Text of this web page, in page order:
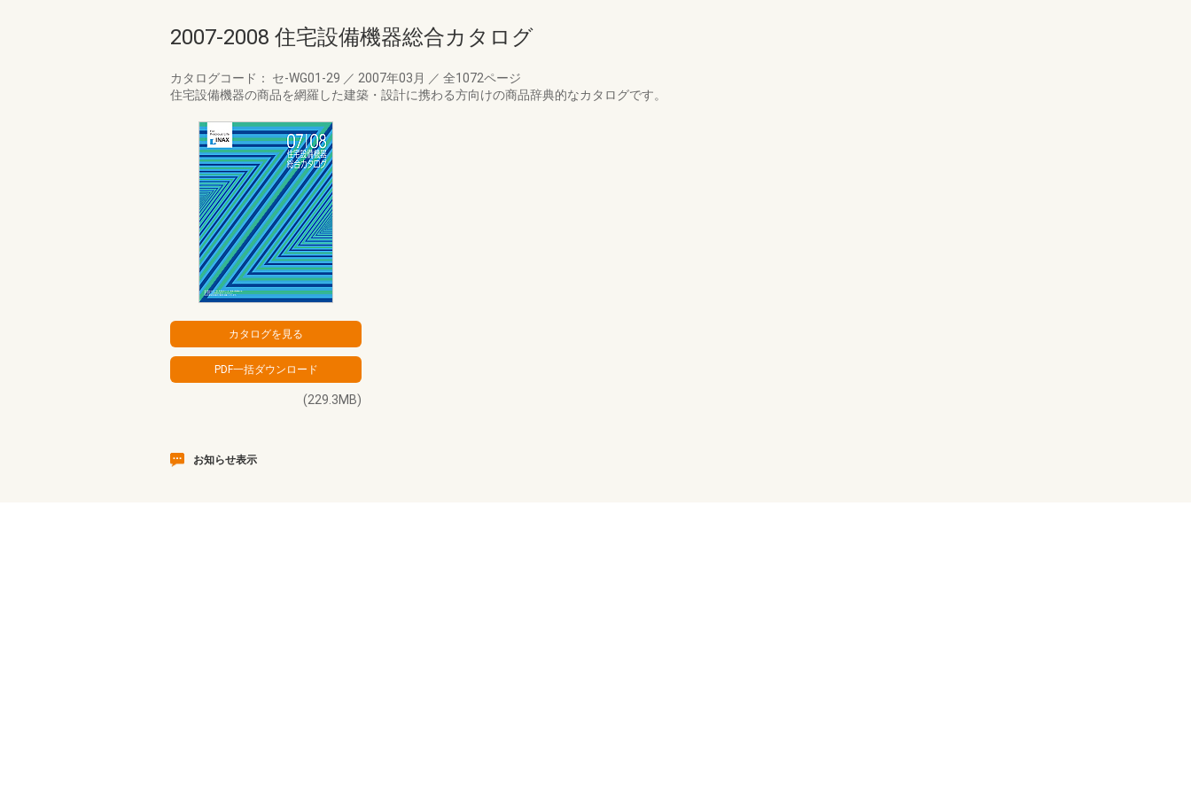
2007-2008 住宅設備機器総合カタログ
カタログコード： セ-WG01-29 ／ 2007年03月 ／ 全1072ページ
住宅設備機器の商品を網羅した建築・設計に携わる方向けの商品辞典的なカタログです。
(229.3MB)
お知らせ表示